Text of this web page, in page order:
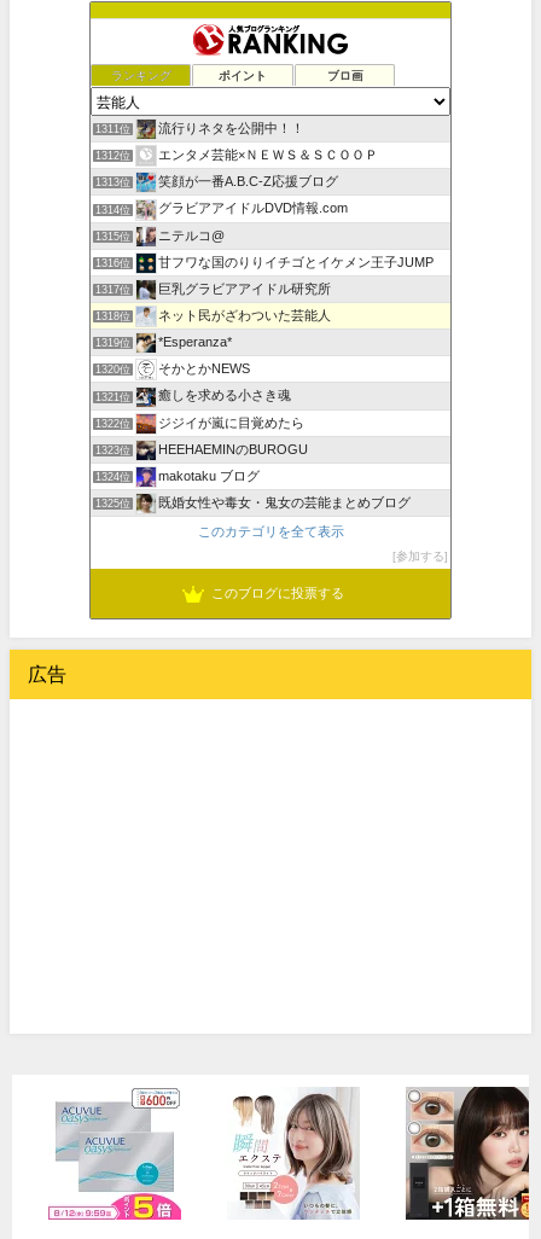
ランキング ポイント ブロ画
1311位 流行りネタを公開中！！
1312位 エンタメ芸能×ＮＥＷＳ＆ＳＣＯＯＰ
1313位 笑顔が一番A.B.C-Z応援ブログ
1314位 グラビアアイドルDVD情報.com
1315位 ニテルコ@
1316位 甘フワな国のりりイチゴとイケメン王子JUMP
1317位 巨乳グラビアアイドル研究所
1318位 ネット民がざわついた芸能人
1319位 *Esperanza*
1320位 そかとかNEWS
1321位 癒しを求める小さき魂
1322位 ジジイが嵐に目覚めたら
1323位 HEEHAEMINのBUROGU
1324位 makotaku ブログ
1325位 既婚女性や毒女・鬼女の芸能まとめブログ
このカテゴリを全て表示
参加する
このブログに投票する
広告